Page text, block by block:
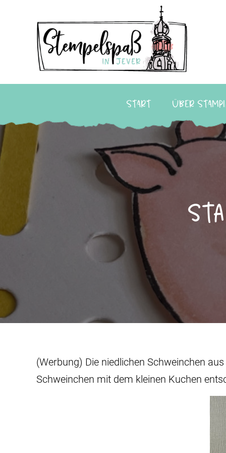
Start Über
(Werbung) Die niedlichen Schweinchen
Schweinchen mit dem kleinen Kuchen